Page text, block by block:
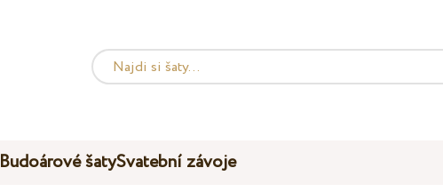
Budoárové šatySvatební závoje